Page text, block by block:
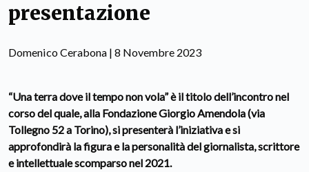
presentazione
Domenico Cerabona | 8 Novembre 2023
“Una terra dove il tempo non vola” è il titolo dell’incontro nel
corso del quale, alla Fondazione Giorgio Amendola (via
Tollegno 52 a Torino), si presenterà l’iniziativa e si
approfondirà la figura e la personalità del giornalista, scrittore
e intellettuale scomparso nel 2021.